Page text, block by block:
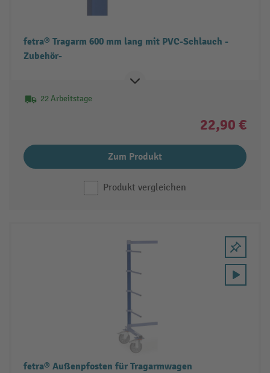
fetra® Tragarm 600 mm lang mit PVC-Schlauch -
Zubehör-
22 Arbeitstage
22,90 €
Zum Produkt
Produkt vergleichen
fetra® Außenpfosten für Tragarmwagen